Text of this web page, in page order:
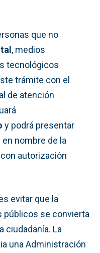
que no
, medios
tecnológicos
trámite con el
de atención
y podrá presentar
nombre de la
autorización
evitar que la
públicos se convierta
ciudadanía. La
una Administración